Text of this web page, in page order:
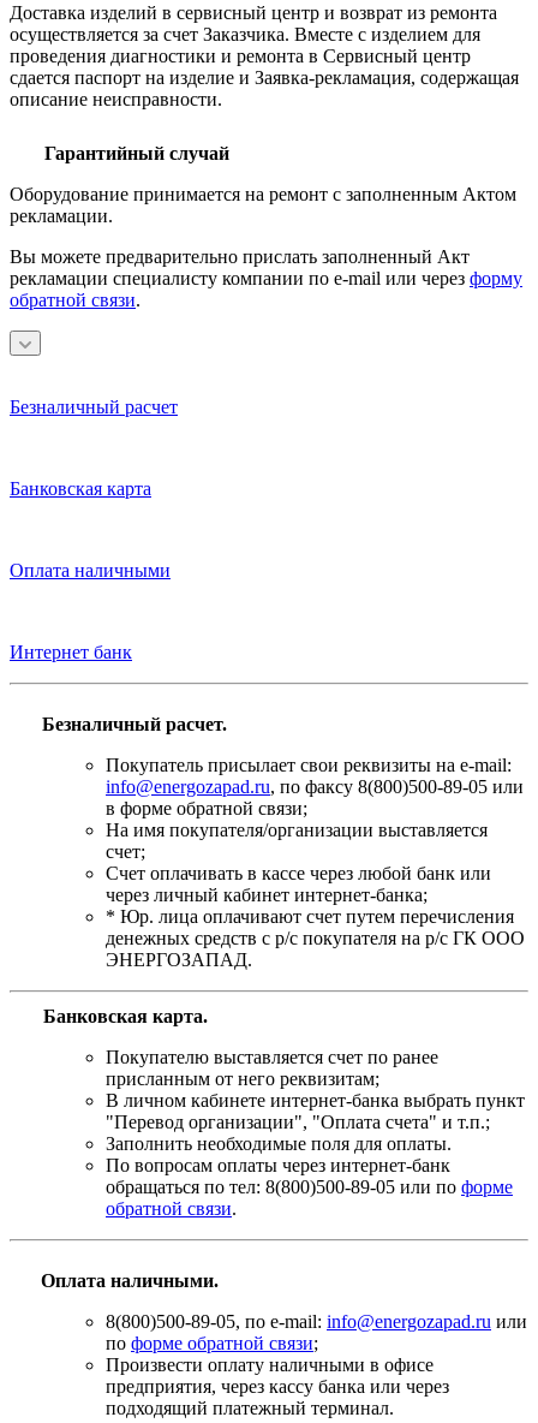
Доставка изделий в сервисный центр и возврат из ремонта
осуществляется за счет Заказчика. Вместе с изделием для
проведения диагностики и ремонта в Сервисный центр
сдается паспорт на изделие и Заявка-рекламация, содержащая
описание неисправности.
Гарантийный случай
Оборудование принимается на ремонт с заполненным Актом
рекламации.
Вы можете предварительно прислать заполненный Акт
рекламации специалисту компании по e-mail или через форму
обратной связи.
Безналичный расчет
Банковская карта
Оплата наличными
Интернет банк
Безналичный расчет.
Покупатель присылает свои реквизиты на e-mail:
info@energozapad.ru, по факсу 8(800)500-89-05 или
в форме обратной связи;
На имя покупателя/организации выставляется
счет;
Счет оплачивать в кассе через любой банк или
через личный кабинет интернет-банка;
* Юр. лица оплачивают счет путем перечисления
денежных средств с р/с покупателя на р/с ГК ООО
ЭНЕРГОЗАПАД.
Банковская карта.
Покупателю выставляется счет по ранее
присланным от него реквизитам;
В личном кабинете интернет-банка выбрать пункт
"Перевод организации", "Оплата счета" и т.п.;
Заполнить необходимые поля для оплаты.
По вопросам оплаты через интернет-банк
обращаться по тел: 8(800)500-89-05 или по форме
обратной связи.
Оплата наличными.
8(800)500-89-05, по e-mail: info@energozapad.ru или
по форме обратной связи;
Произвести оплату наличными в офисе
предприятия, через кассу банка или через
подходящий платежный терминал.